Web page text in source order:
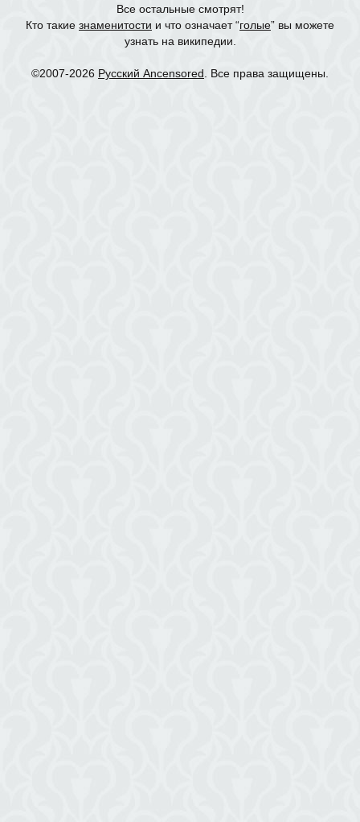
Все остальные смотрят!
Кто такие знаменитости и что означает “голые” вы можете
узнать на википедии.
©2007-2026 Русский Ancensored . Все права защищены.